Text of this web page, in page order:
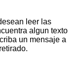
leer las
algun texto
un mensaje a